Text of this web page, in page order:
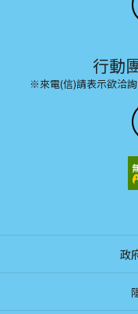
行動
※來電(信)請表示欲洽
政